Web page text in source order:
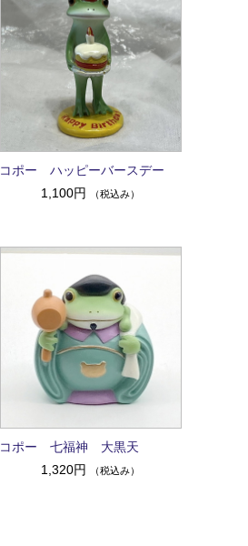
コポー ハッピーバースデー
1,100円
（税込み）
コポー 七福神 大黒天
1,320円
（税込み）